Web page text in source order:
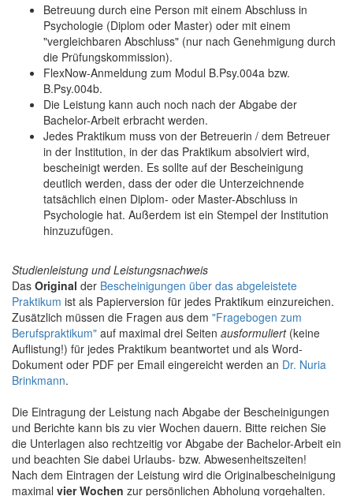
Betreuung durch eine Person mit einem Abschluss in
Psychologie (Diplom oder Master) oder mit einem
"vergleichbaren Abschluss" (nur nach Genehmigung durch
die Prüfungskommission).
FlexNow-Anmeldung zum Modul B.Psy.004a bzw.
B.Psy.004b.
Die Leistung kann auch noch nach der Abgabe der
Bachelor-Arbeit erbracht werden.
Jedes Praktikum muss von der Betreuerin / dem Betreuer
in der Institution, in der das Praktikum absolviert wird,
bescheinigt werden. Es sollte auf der Bescheinigung
deutlich werden, dass der oder die Unterzeichnende
tatsächlich einen Diplom- oder Master-Abschluss in
Psychologie hat. Außerdem ist ein Stempel der Institution
hinzuzufügen.
Studienleistung und Leistungsnachweis
Das Original der Bescheinigungen über das abgeleistete
Praktikum ist als Papierversion für jedes Praktikum einzureichen.
Zusätzlich müssen die Fragen aus dem "Fragebogen zum
Berufspraktikum" auf maximal drei Seiten ausformuliert(keine
Auflistung!) für jedes Praktikum beantwortet und als Word-
Dokument oder PDF per Email eingereicht werden an Dr. Nuria
Brinkmann.
Die Eintragung der Leistung nach Abgabe der Bescheinigungen
und Berichte kann bis zu vier Wochen dauern. Bitte reichen Sie
die Unterlagen also rechtzeitig vor Abgabe der Bachelor-Arbeit ein
und beachten Sie dabei Urlaubs- bzw. Abwesenheitszeiten!
Nach dem Eintragen der Leistung wird die Originalbescheinigung
maximal vier Wochen zur persönlichen Abholung vorgehalten.